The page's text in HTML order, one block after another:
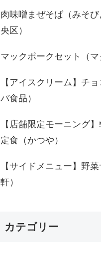
肉味噌まぜそば（みそ
央区）
マックポークセット（マ
【アイスクリーム】チ
バ食品）
【店舗限定モーニング】
定食（かつや）
【サイドメニュー】野
軒）
カテゴリー